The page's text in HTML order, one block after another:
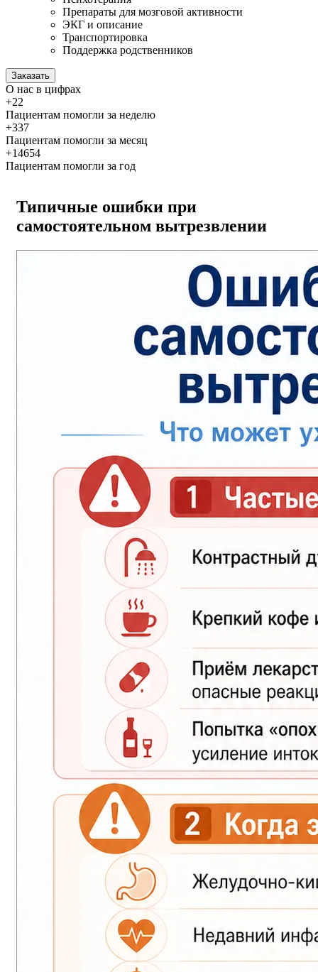
Препараты для мозговой активности
ЭКГ и описание
Транспортировка
Поддержка родственников
Заказать
О нас в цифрах
+22
Пациентам помогли за неделю
+337
Пациентам помогли за месяц
+14654
Пациентам помогли за год
Типичные ошибки при
самостоятельном вытрезвлении